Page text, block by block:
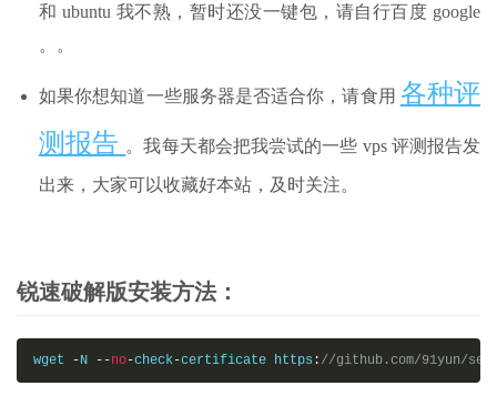
和 ubuntu 我不熟，暂时还没一键包，请自行百度 google
。。
如果你想知道一些服务器是否适合你，请食用 各种评
测报告 。我每天都会把我尝试的一些 vps 评测报告发
出来，大家可以收藏好本站，及时关注。
锐速破解版安装方法：
wget -N --no-check-certificate https : //github.com/91yun/